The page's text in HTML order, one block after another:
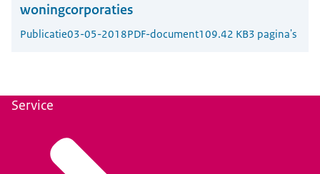
woningcorporaties
Publicatie03-05-2018PDF-document109.42 KB3 pagina's
Service